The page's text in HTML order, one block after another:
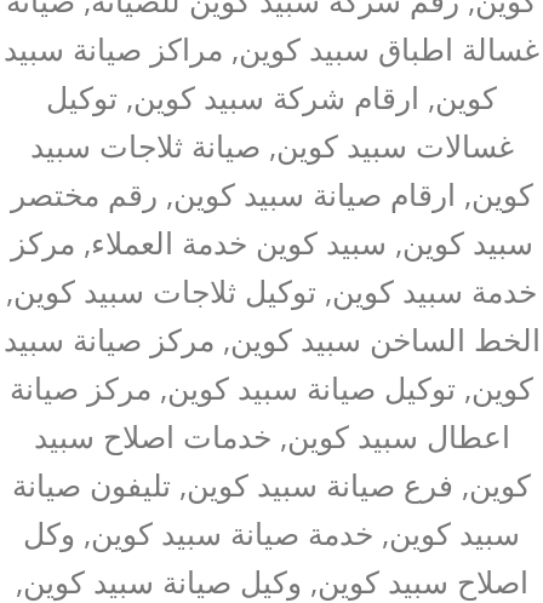
غسالة اطباق سبيد كوين, مراكز صيانة سبيد
كوين, ارقام شركة سبيد كوين, توكيل
غسالات سبيد كوين, صيانة ثلاجات سبيد
كوين, ارقام صيانة سبيد كوين, رقم مختصر
سبيد كوين, سبيد كوين خدمة العملاء, مركز
خدمة سبيد كوين, توكيل ثلاجات سبيد كوين,
الخط الساخن سبيد كوين, مركز صيانة سبيد
كوين, توكيل صيانة سبيد كوين, مركز صيانة
اعطال سبيد كوين, خدمات اصلاح سبيد
كوين, فرع صيانة سبيد كوين, تليفون صيانة
سبيد كوين, خدمة صيانة سبيد كوين, وكل
اصلاح سبيد كوين, وكيل صيانة سبيد كوين,